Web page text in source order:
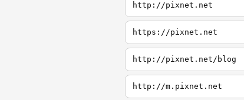
http://pixnet.net
https://pixnet.net
http://pixnet.net/blog
http://m.pixnet.net